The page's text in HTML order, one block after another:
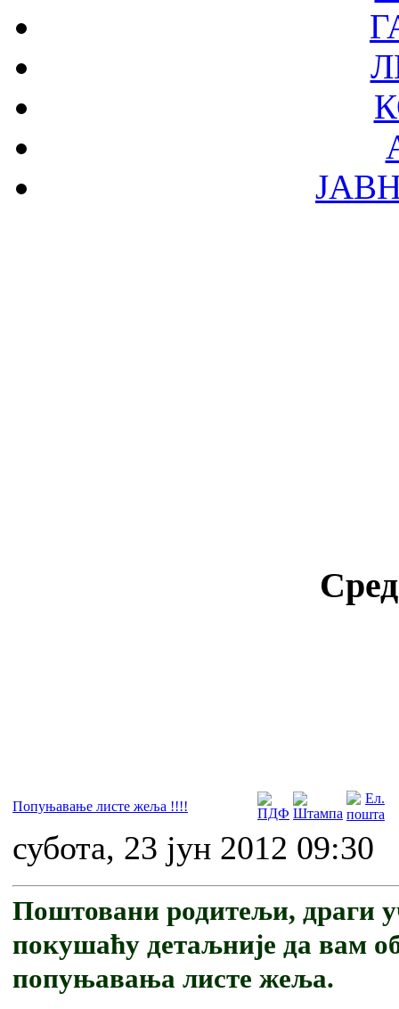
Попуњавање листе жеља !!!!
субота, 23 јун 2012 09:30
Поштовани родитељи, драги
покушаћу детаљније да вам
попуњавања листе жеља.